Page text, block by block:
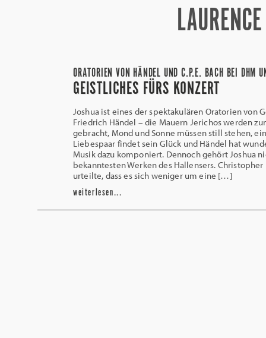
ORATORIEN VON HÄNDEL UND C.P.E. BACH BEI DHM
GEISTLICHES FÜRS KONZERT
Joshua ist eines der spektakulären Oratorien von
Friedrich Händel – die Mauern Jerichos werden
gebracht, Mond und Sonne müssen still stehen, ein
Liebespaar findet sein Glück und Händel hat
Musik dazu komponiert. Dennoch gehört Joshua
bekanntesten Werken des Hallensers.
urteilte, dass es sich weniger um eine […]
weiterlesen...